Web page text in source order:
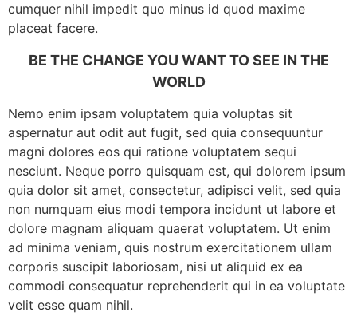
cumquer nihil impedit quo minus id quod maxime
placeat facere.
BE THE CHANGE YOU WANT TO SEE IN THE
WORLD
Nemo enim ipsam voluptatem quia voluptas sit
aspernatur aut odit aut fugit, sed quia consequuntur
magni dolores eos qui ratione voluptatem sequi
nesciunt. Neque porro quisquam est, qui dolorem ipsum
quia dolor sit amet, consectetur, adipisci velit, sed quia
non numquam eius modi tempora incidunt ut labore et
dolore magnam aliquam quaerat voluptatem. Ut enim
ad minima veniam, quis nostrum exercitationem ullam
corporis suscipit laboriosam, nisi ut aliquid ex ea
commodi consequatur reprehenderit qui in ea voluptate
velit esse quam nihil.